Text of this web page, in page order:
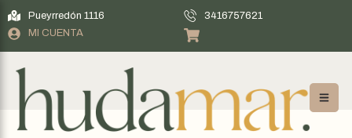
Pueyrredón 1116
3416757621
MI CUENTA